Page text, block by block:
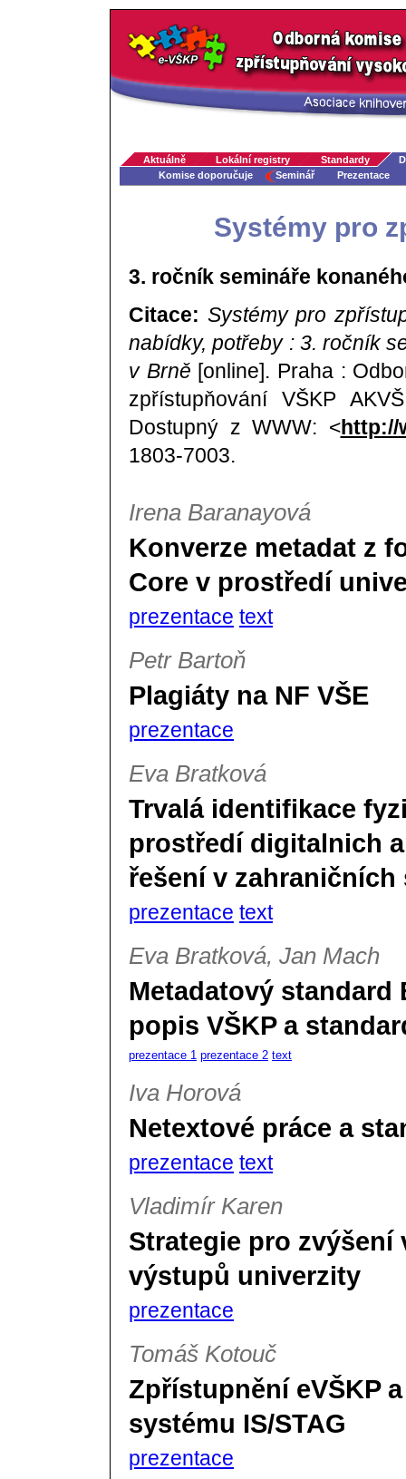
Aktuálně Lokální registry Standardy
Komise doporučuje
Seminář Prezentace
Systémy pro
3. ročník semináře
Citace: Systémy pro
nabídky, potřeby : 3. ročník
v Brně [online]. Praha :
zpřístupňování VŠKP
Dostupný z WWW: <http://
1803-7003.
Irena Baranayová
Konverze metadat z
Core v prostředí
prezentace text
Petr Bartoň
Plagiáty na NF VŠE
prezentace
Eva Bratková
Trvalá identifikace
prostředí digitalnich
řešení v zahraničních
prezentace text
Eva Bratková, Jan Mach
Metadatový standard
popis VŠKP a
prezentace 1 prezentace 2 text
Iva Horová
Netextové práce a
prezentace text
Vladimír Karen
Strategie pro
výstupů univerzity
prezentace
Tomáš Kotouč
Zpřístupnění eVŠKP
systému IS/STAG
prezentace